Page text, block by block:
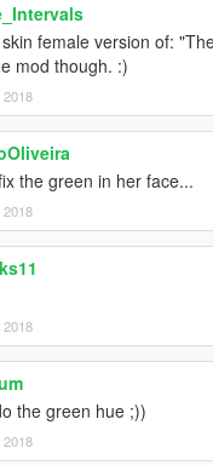
female version of:
mod though. :)
2018
the green in her face...
2018
2018
the green hue ;))
2018